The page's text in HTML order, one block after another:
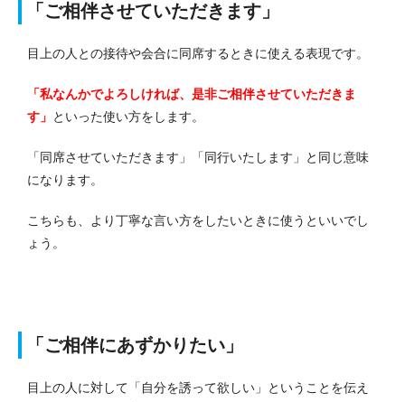
「ご相伴させていただきます」
目上の人との接待や会合に同席するときに使える表現です。
「私なんかでよろしければ、是非ご相伴させていただきま
す」 といった使い方をします。
「同席させていただきます」「同行いたします」と同じ意味
になります。
こちらも、より丁寧な言い方をしたいときに使うといいでし
ょう。
「ご相伴にあずかりたい」
目上の人に対して「自分を誘って欲しい」ということを伝え